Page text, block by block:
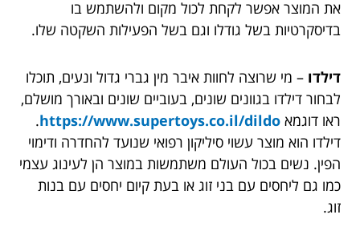
את המוצר אפשר לקחת לכול מקום ולהשתמש בו
בדיסקרטיות בשל גודלו וגם בשל הפעילות השקטה שלו.
דילדו – מי שרוצה לחוות איבר מין גברי גדול ונעים, תוכלו
לבחור דילדו בגוונים שונים, בעוביים שונים ובאורך מושלם,
ראו דוגמא https://www.supertoys.co.il/dildo
.
דילדו הוא מוצר עשוי סיליקון רפואי שנועד להחדרה ודימוי
הפין. נשים בכול העולם משתמשות במוצר הן לעינוג עצמי
כמו גם ליחסים עם בני זוג או בעת קיום יחסים עם בנות
זוג.